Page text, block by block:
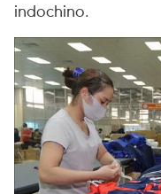
indochino.